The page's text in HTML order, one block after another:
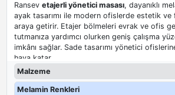
Ransev etajerli yönetici masası, dayanıklı
ayak tasarımı ile modern ofislerde estetik
araya getirir. Etajer bölmeleri evrak ve ofis
tutmanıza yardımcı olurken geniş çalışma
imkânı sağlar. Sade tasarımı yönetici
hava katar.
Malzeme
Melamin Renkleri